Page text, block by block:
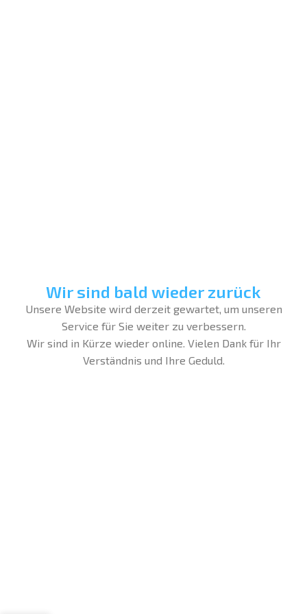
Wir sind bald wieder zurück
Unsere Website wird derzeit gewartet, um unseren
Service für Sie weiter zu verbessern.
Wir sind in Kürze wieder online. Vielen Dank für Ihr
Verständnis und Ihre Geduld.